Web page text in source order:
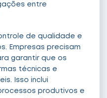
entre
de qualidade e
Empresas precisam
garantir que os
técnicas e
Isso inclui
produtivos e